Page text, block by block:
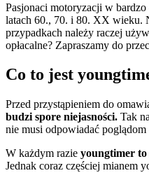
Pasjonaci motoryzacji w
latach 60., 70. i 80. XX wieku.
przypadkach należy raczej
opłacalne? Zapraszamy do
Co to jest
Przed przystąpieniem do
budzi spore niejasności. Tak
nie musi odpowiadać
W każdym razie youngtimer to
Jednak coraz częściej mianem